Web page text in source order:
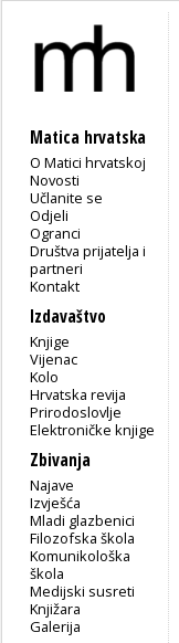
Matica hrvatska
O Matici hrvatskoj
Novosti
Učlanite se
Odjeli
Ogranci
Društva prijatelja i
partneri
Kontakt
Izdavaštvo
Knjige
Vijenac
Kolo
Hrvatska revija
Prirodoslovlje
Elektroničke knjige
Zbivanja
Najave
Izvješća
Mladi glazbenici
Filozofska škola
Komunikološka
škola
Medijski susreti
Knjižara
Galerija